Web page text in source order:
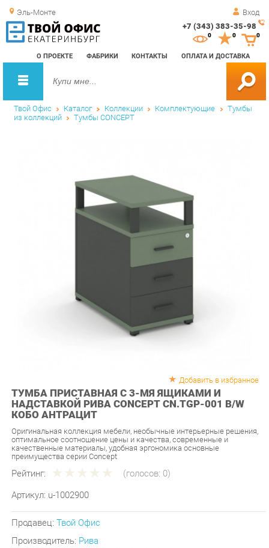
Эль-Монте Вход
+7 (343) 383-35-98
О ПРОЕКТЕ ФАБРИКИ КОНТАКТЫ ОПЛАТА И ДОСТАВКА
0 0
Твой Офис Каталог Коллекции Комплектующие Тумбы
из коллекций Тумбы CONCEPT
ТУМБА ПРИСТАВНАЯ С 3-МЯ ЯЩИКАМИ И
НАДСТАВКОЙ РИВА CONCEPT CN.TGP-001 B/W
КОБО АНТРАЦИТ
Оригинальная коллекция мебели, необычные интерьерные решения,
оптимальное соотношение цены и качества, современные и
качественные материалы, удобная эргономика основные
преимущества серии Concept
Рейтинг: (голосов:0)
Артикул: u-1002900
Продавец: Твой Офис
Производитель:Рива
Последняя цена: 15 590 ₽